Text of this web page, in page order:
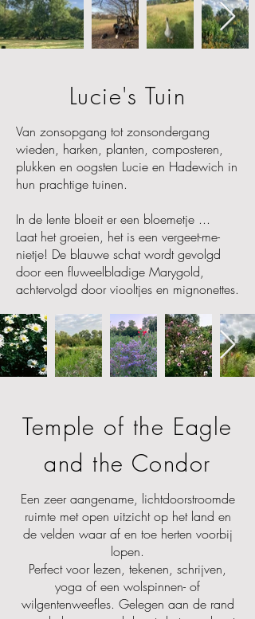
Lucie's Tuin
Van zonsopgang tot zonsondergang
wieden, harken, planten, composteren,
plukken en oogsten Lucie en Hadewich in
hun prachtige tuinen.
In de lente bloeit er een bloemetje ...
Laat het groeien, het is een vergeet-me-
nietje! De blauwe schat wordt gevolgd
door een fluweelbladige Marygold,
achtervolgd door viooltjes en mignonettes.
Temple of the Eagle
and the Condor
Een zeer aangename, lichtdoorstroomde
ruimte met open uitzicht op het land en
de velden waar af en toe herten voorbij
lopen.
Perfect voor lezen, tekenen, schrijven,
yoga of een wolspinnen- of
wilgentenweefles. Gelegen aan de rand